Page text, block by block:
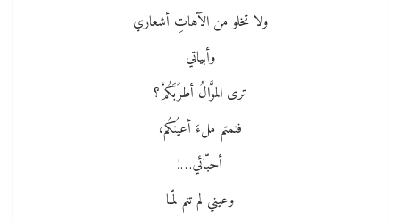
ولا تخلو من الآهاتِ أشعاري
وأبياتي
ترى الموَّالُ أطرَبَكُمْ؟
فنمتم ملءَ أعيُنكُم،
أحبّائي…!
وعيني لم تنم لمّـا